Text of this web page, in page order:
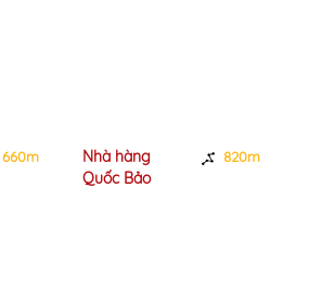
660m
Nhà hàng
Quốc Bảo
820m